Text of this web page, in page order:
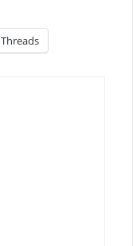
Threads